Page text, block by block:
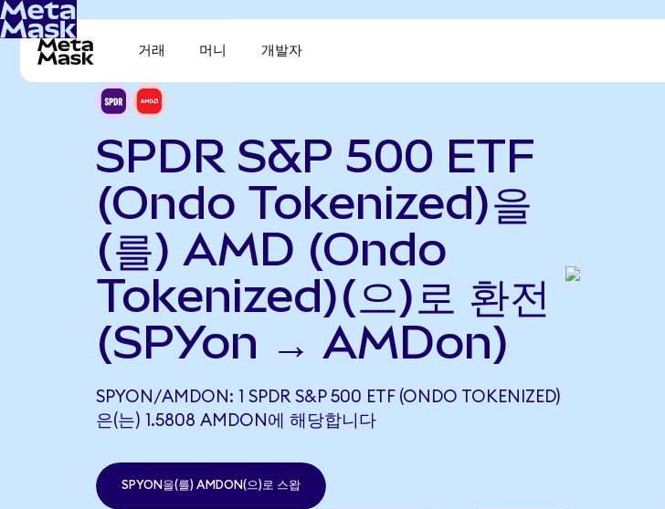
거래 머니 개발자
SPDR S&P 500 ETF
(Ondo Tokenized)을
(를) AMD (Ondo
Tokenized)(으)로 환전
(SPYon → AMDon)
SPYON/AMDON: 1 SPDR S&P 500 ETF (ONDO TOKENIZED)
은(는) 1.5808 AMDON에 해당합니다
SPYON을(를) AMDON(으)로 스왑